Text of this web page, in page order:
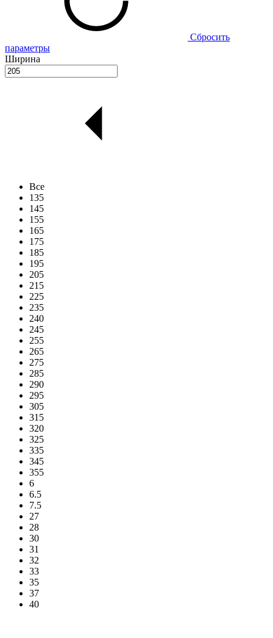
Сбросить
параметры
Ширина
Все
135
145
155
165
175
185
195
205
215
225
235
240
245
255
265
275
285
290
295
305
315
320
325
335
345
355
6
6.5
7.5
27
28
30
31
32
33
35
37
40